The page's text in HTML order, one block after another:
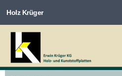
Zum Inhalt springen
Holz Krüger